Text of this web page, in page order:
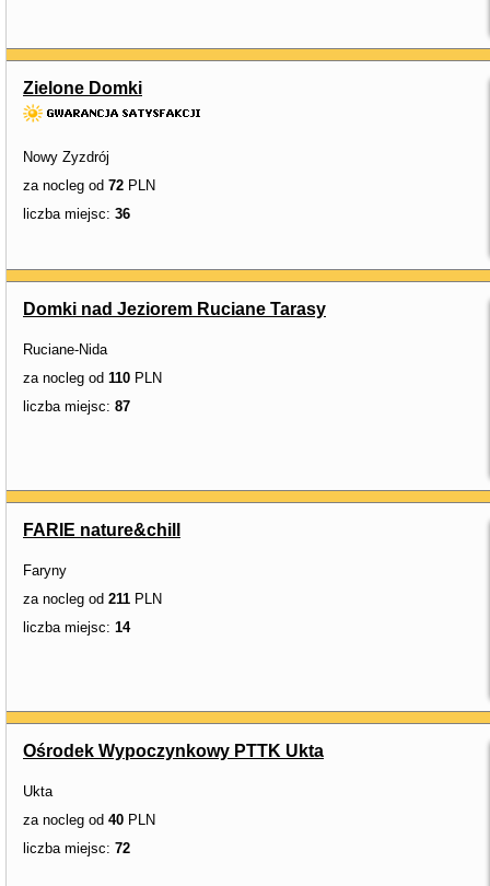
Zielone Domki
Nowy Zyzdrój
za nocleg od 72 PLN
liczba miejsc: 36
Domki nad Jeziorem Ruciane Tarasy
Ruciane-Nida
za nocleg od 110 PLN
liczba miejsc: 87
FARIE nature&chill
Faryny
za nocleg od 211 PLN
liczba miejsc: 14
Ośrodek Wypoczynkowy PTTK Ukta
Ukta
za nocleg od 40 PLN
liczba miejsc: 72